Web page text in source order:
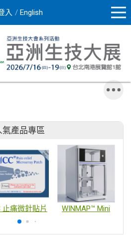
入 English
氣產品專區
止痛微針貼片 WINMAP™ Mini